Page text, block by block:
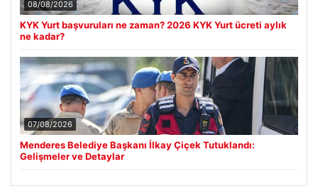
08/08/2026
KYK Yurt başvuruları ne zaman? 2026 KYK Yurt ücreti aylık
ne kadar?
07/08/2026
Menderes Belediye Başkanı İlkay Çiçek Tutuklandı:
Gelişmeler ve Detaylar